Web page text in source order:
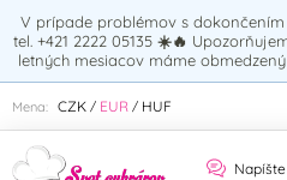
V prípade problémov s
tel. +421 2222 05135 ☀️🔥
letných mesiacov máme
Mena: CZK / EUR / HUF
Zadajte hľadaný výraz: